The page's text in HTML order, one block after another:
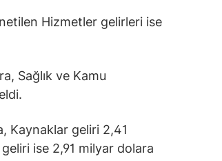
Hizmetler gelirleri ise
Sağlık ve Kamu
Kaynaklar geliri 2,41
ise 2,91 milyar dolara